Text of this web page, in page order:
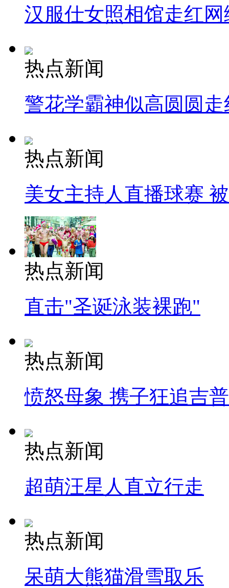
汉服仕女照相馆走红网
热点新闻
警花学霸神似高圆圆走
热点新闻
美女主持人直播球赛
热点新闻
直击"圣诞泳装裸跑"
热点新闻
愤怒母象 携子狂追吉
热点新闻
超萌汪星人直立行走
热点新闻
呆萌大熊猫滑雪取乐